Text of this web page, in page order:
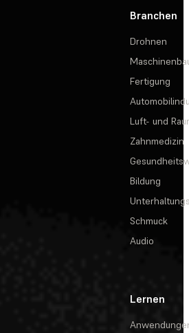
Branchen
Drohnen
Fertigung
Luft- und
Zahnmedizin
Bildung
Schmuck
Audio
Lernen